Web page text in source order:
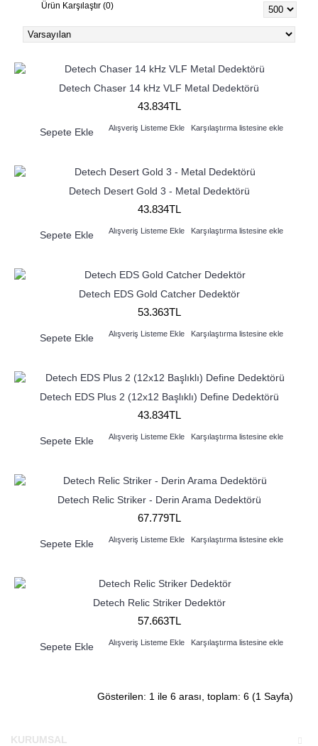
Ürün Karşılaştır (0)
Detech Chaser 14 kHz VLF Metal Dedektörü
43.834TL
Sepete Ekle Alışveriş Listeme Ekle Karşılaştırma listesine ekle
Detech Desert Gold 3 - Metal Dedektörü
43.834TL
Sepete Ekle Alışveriş Listeme Ekle Karşılaştırma listesine ekle
Detech EDS Gold Catcher Dedektör
53.363TL
Sepete Ekle Alışveriş Listeme Ekle Karşılaştırma listesine ekle
Detech EDS Plus 2 (12x12 Başlıklı) Define Dedektörü
43.834TL
Sepete Ekle Alışveriş Listeme Ekle Karşılaştırma listesine ekle
Detech Relic Striker - Derin Arama Dedektörü
67.779TL
Sepete Ekle Alışveriş Listeme Ekle Karşılaştırma listesine ekle
Detech Relic Striker Dedektör
57.663TL
Sepete Ekle Alışveriş Listeme Ekle Karşılaştırma listesine ekle
Gösterilen: 1 ile 6 arası, toplam: 6 (1 Sayfa)
KURUMSAL